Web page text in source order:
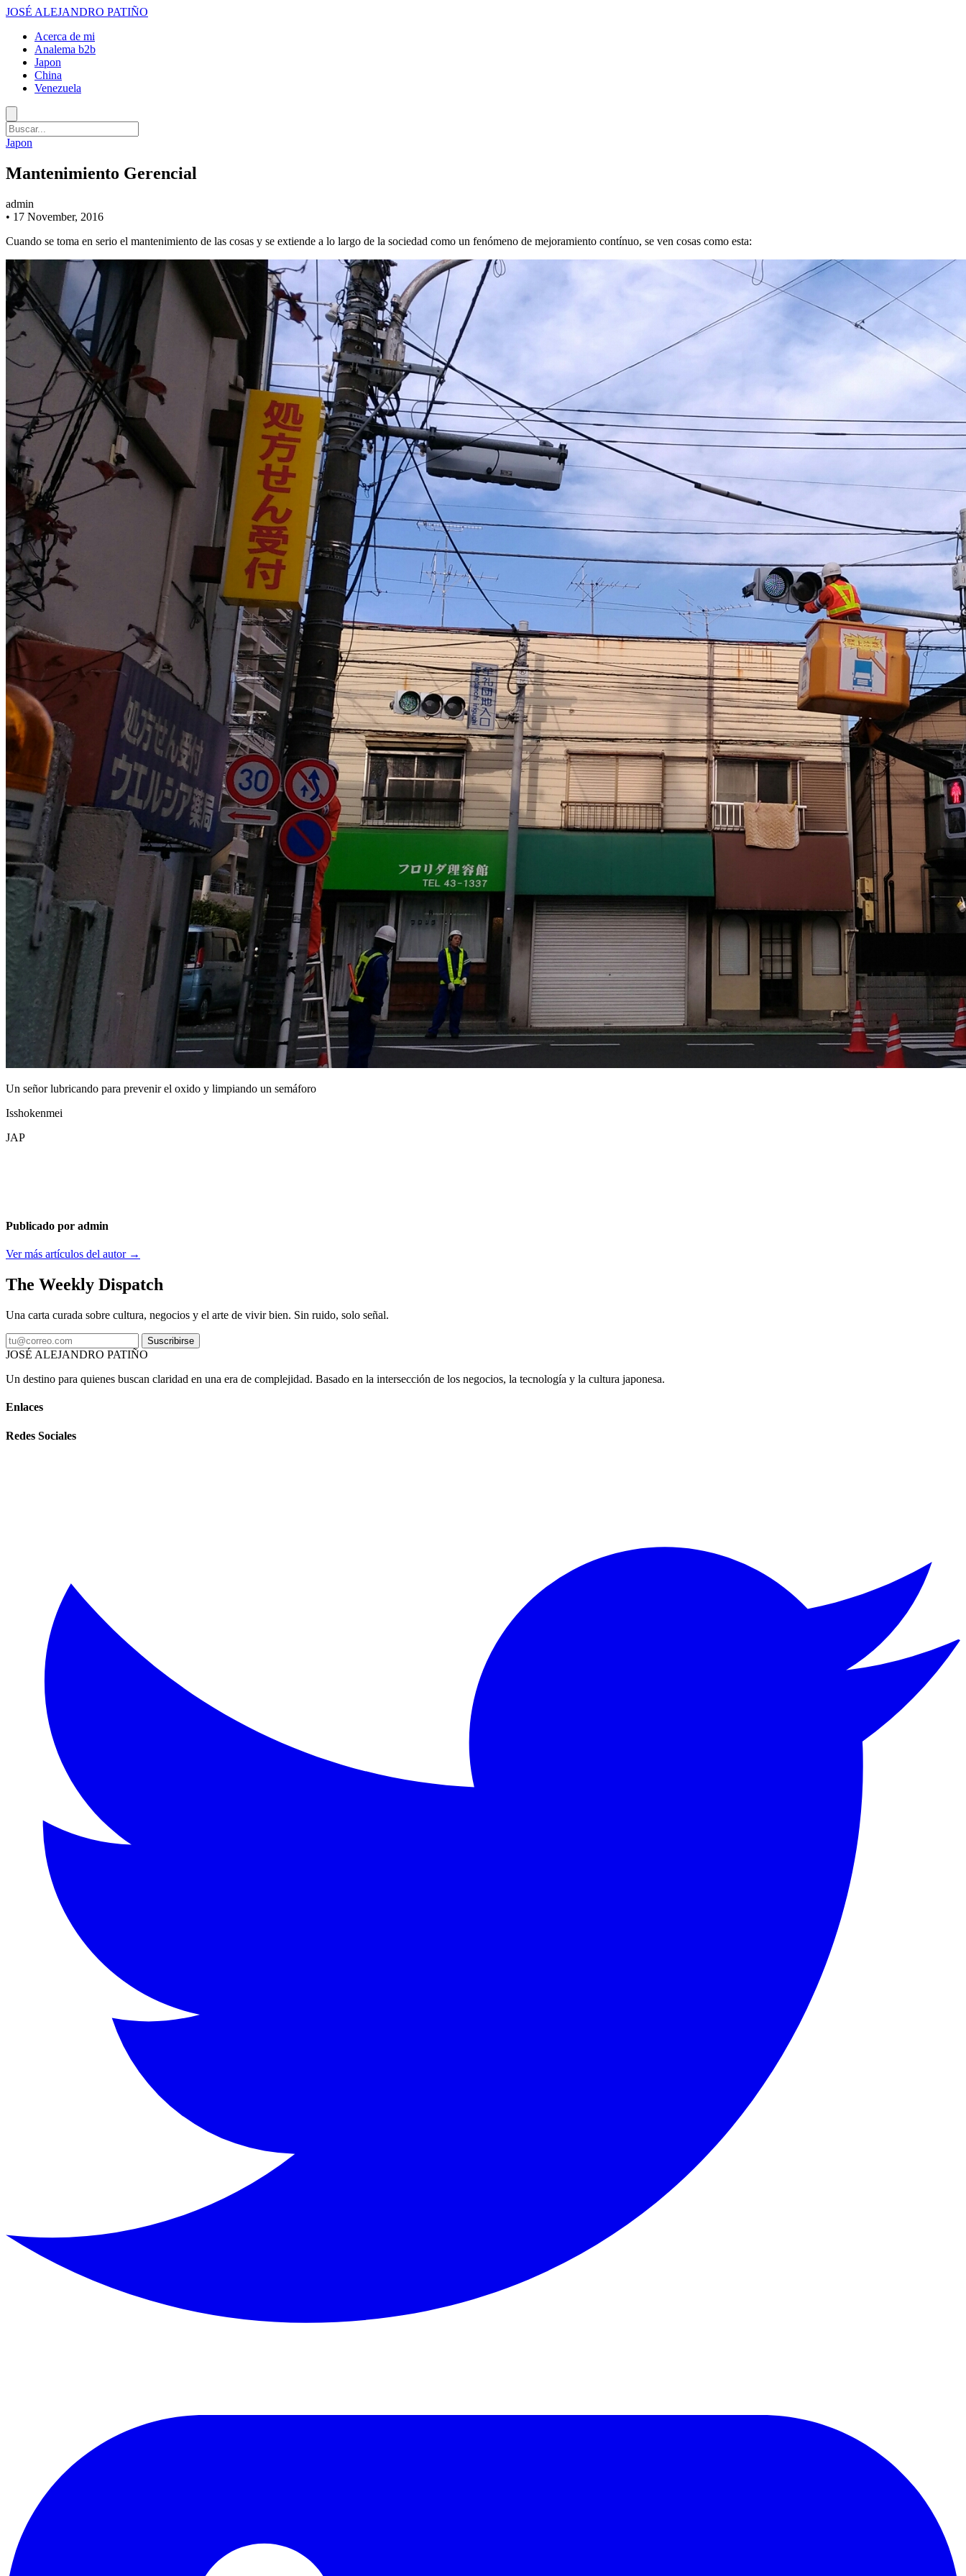
JOSÉ ALEJANDRO PATIÑO
Acerca de mi
Analema b2b
Japon
China
Venezuela
Japon
Mantenimiento Gerencial
admin
• 17 November, 2016
Cuando se toma en serio el mantenimiento de las cosas y se extiende a lo largo de la sociedad como un fenómeno de mejoramiento contínuo, se ven cosas como esta:
Un señor lubricando para prevenir el oxido y limpiando un semáforo
Isshokenmei
JAP
Publicado por admin
Ver más artículos del autor →
The Weekly Dispatch
Una carta curada sobre cultura, negocios y el arte de vivir bien. Sin ruido, solo señal.
Suscribirse
JOSÉ ALEJANDRO PATIÑO
Un destino para quienes buscan claridad en una era de complejidad. Basado en la intersección de los negocios, la tecnología y la cultura japonesa.
Enlaces
Redes Sociales